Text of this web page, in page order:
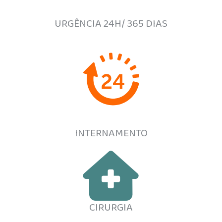
URGÊNCIA 24H/ 365 DIAS
INTERNAMENTO
CIRURGIA